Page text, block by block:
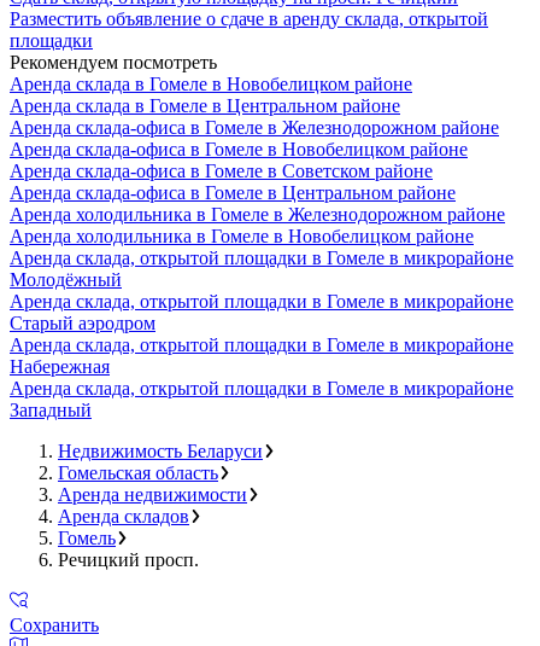
Разместить объявление о сдаче в аренду склада, открытой
площадки
Рекомендуем посмотреть
Аренда склада в Гомеле в Новобелицком районе
Аренда склада в Гомеле в Центральном районе
Аренда склада-офиса в Гомеле в Железнодорожном районе
Аренда склада-офиса в Гомеле в Новобелицком районе
Аренда склада-офиса в Гомеле в Советском районе
Аренда склада-офиса в Гомеле в Центральном районе
Аренда холодильника в Гомеле в Железнодорожном районе
Аренда холодильника в Гомеле в Новобелицком районе
Аренда склада, открытой площадки в Гомеле в микрорайоне
Молодёжный
Аренда склада, открытой площадки в Гомеле в микрорайоне
Старый аэродром
Аренда склада, открытой площадки в Гомеле в микрорайоне
Набережная
Аренда склада, открытой площадки в Гомеле в микрорайоне
Западный
Недвижимость Беларуси
Гомельская область
Аренда недвижимости
Аренда складов
Гомель
Речицкий просп.
Сохранить